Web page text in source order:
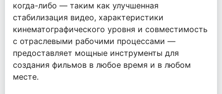
когда-либо — таким как улучшенная
стабилизация видео, характеристики
кинематографического уровня и совместимость
с отраслевыми рабочими процессами —
предоставляет мощные инструменты для
создания фильмов в любое время и в любом
месте.